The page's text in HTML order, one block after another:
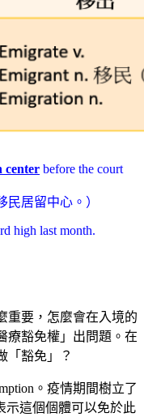
center before the court
民居留中心。）
high last month.
重要，怎麼會在入境的
療豁免權」出問題。在
「豁免」？
。疫情期間樹立了
示這個個體可以免於此